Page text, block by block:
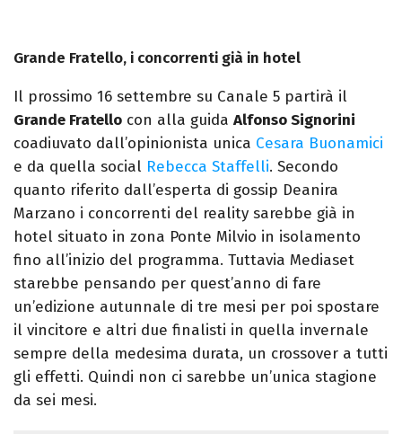
Grande Fratello, i concorrenti già in hotel
Il prossimo 16 settembre su Canale 5 partirà il
Grande Fratello con alla guida Alfonso Signorini
coadiuvato dall’opinionista unica Cesara Buonamici
e da quella social Rebecca Staffelli. Secondo
quanto riferito dall’esperta di gossip Deanira
Marzano i concorrenti del reality sarebbe già in
hotel situato in zona Ponte Milvio in isolamento
fino all’inizio del programma. Tuttavia Mediaset
starebbe pensando per quest’anno di fare
un’edizione autunnale di tre mesi per poi spostare
il vincitore e altri due finalisti in quella invernale
sempre della medesima durata, un crossover a tutti
gli effetti. Quindi non ci sarebbe un’unica stagione
da sei mesi.